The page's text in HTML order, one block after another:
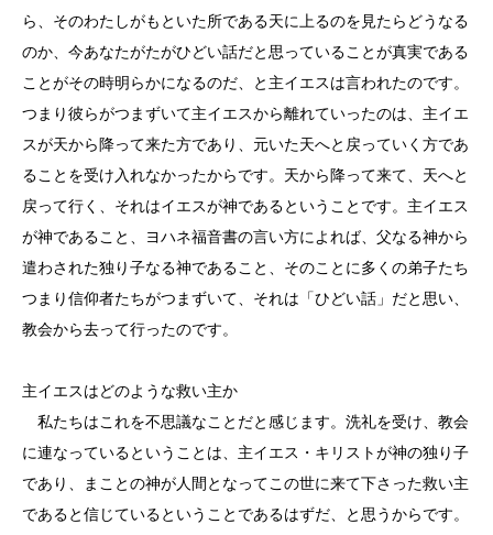
ら、そのわたしがもといた所である天に上るのを見たらどうなる
のか、今あなたがたがひどい話だと思っていることが真実である
ことがその時明らかになるのだ、と主イエスは言われたのです。
つまり彼らがつまずいて主イエスから離れていったのは、主イエ
スが天から降って来た方であり、元いた天へと戻っていく方であ
ることを受け入れなかったからです。天から降って来て、天へと
戻って行く、それはイエスが神であるということです。主イエス
が神であること、ヨハネ福音書の言い方によれば、父なる神から
遣わされた独り子なる神であること、そのことに多くの弟子たち
つまり信仰者たちがつまずいて、それは「ひどい話」だと思い、
教会から去って行ったのです。
主イエスはどのような救い主か
私たちはこれを不思議なことだと感じます。洗礼を受け、教会
に連なっているということは、主イエス・キリストが神の独り子
であり、まことの神が人間となってこの世に来て下さった救い主
であると信じているということであるはずだ、と思うからです。